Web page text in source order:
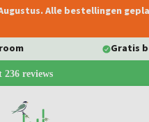
Alle bestellingen
Gratis
236 reviews